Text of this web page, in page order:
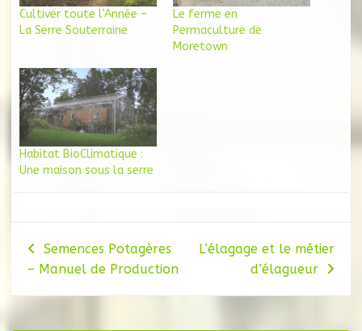
Cultiver toute l’Année –
La Serre Souterraine
Le ferme en
Permaculture de
Moretown
Habitat BioClimatique :
Une maison sous la serre
Navigation
de
l’article
Semences Potagères
– Manuel de Production
L’élagage et le métier
d’élagueur